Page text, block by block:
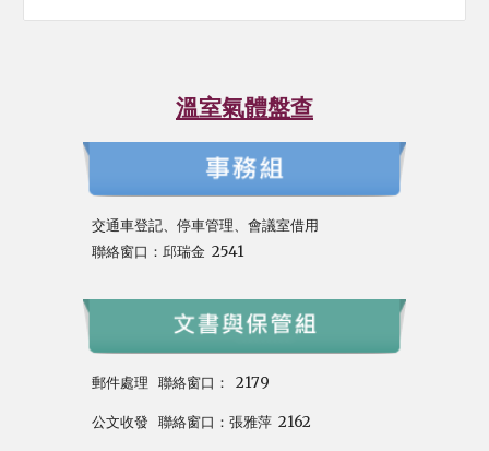
溫室氣體盤查
交通車登記、停車管理、會議室借用
聯絡窗口：邱瑞金 2541
郵件處理 聯絡窗口： 2179
公文收發 聯絡窗口：張雅萍2162